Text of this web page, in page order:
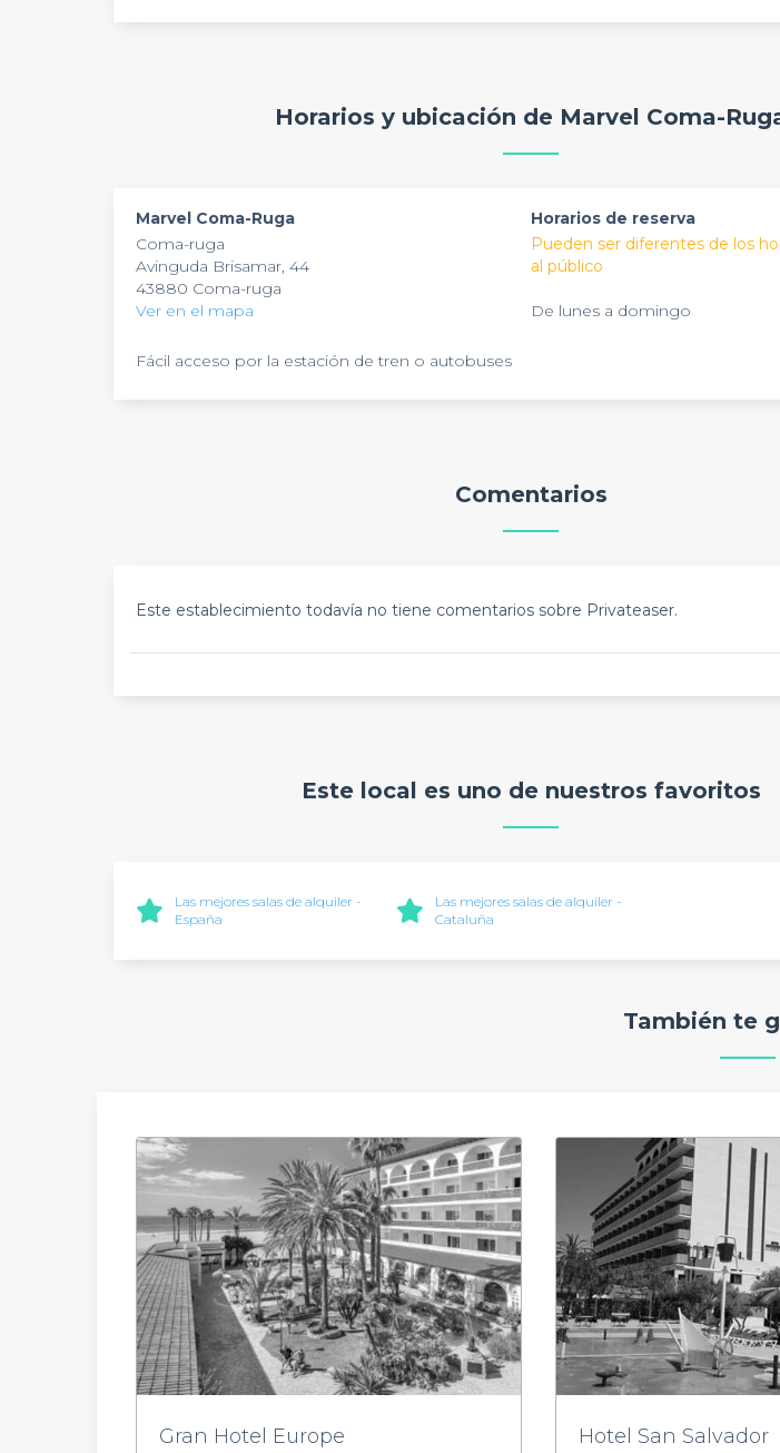
gastronomía, se dedican en la preparación de platillos regionales.
que te comuniques con clientes o proveedores del extranjero ¿Sabías que la
Horarios y ubicación de Marvel Coma-
Marvel Coma-Ruga
Coma-ruga
Avinguda Brisamar, 44
43880 Coma-ruga
Ver en el mapa
Fácil acceso por la estación de tren o autobuses
Horarios de reserva
Pueden ser diferentes de los
al público
De lunes a domingo
Comentarios
Este establecimiento todavía no tiene comentarios sobre Privateaser.
Este local es uno de nuestros favoritos
Las mejores salas de alquiler -
España
Las mejores salas de alquiler -
Cataluña
También te
Gran Hotel Europe Hotel San Salvador